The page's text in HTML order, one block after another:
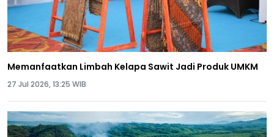
Memanfaatkan Limbah Kelapa Sawit Jadi Produk UMKM
27 Jul 2026, 13:25 WIB